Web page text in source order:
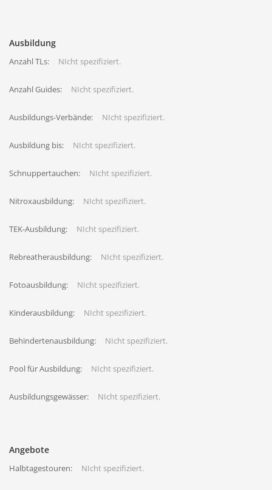
Ausbildung
Anzahl TLs: NIcht spezifiziert.
Anzahl Guides: NIcht spezifiziert.
Ausbildungs-Verbände: NIcht spezifiziert.
Ausbildung bis: NIcht spezifiziert.
Schnuppertauchen: NIcht spezifiziert.
Nitroxausbildung: NIcht spezifiziert.
TEK-Ausbildung: NIcht spezifiziert.
Rebreatherausbildung: NIcht spezifiziert.
Fotoausbildung: NIcht spezifiziert.
Kinderausbildung: NIcht spezifiziert.
Behindertenausbildung: NIcht spezifiziert.
Pool für Ausbildung: NIcht spezifiziert.
Ausbildungsgewässer: NIcht spezifiziert.
Angebote
Halbtagestouren: NIcht spezifiziert.